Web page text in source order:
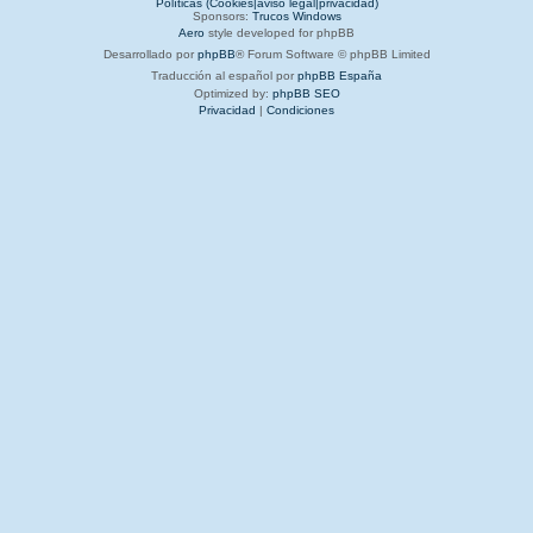
Sponsors: Trucos Windows
Aero style developed for phpBB
Desarrollado por phpBB® Forum Software © phpBB Limited
Traducción al español por phpBB España
Optimized by: phpBB SEO
Privacidad | Condiciones